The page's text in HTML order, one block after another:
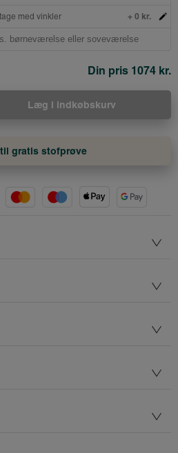
med vinkler + 0 kr.
Din pris 1074 kr.
Læg i indkøbskurv
gratis stofprøve